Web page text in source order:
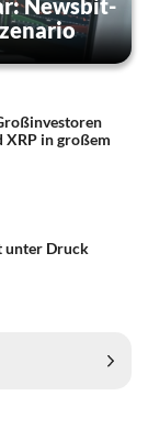
Newsbit-
XRP in großem
unter Druck